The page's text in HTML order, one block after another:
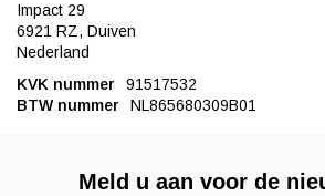
Impact 29
6921 RZ, Duiven
Nederland
KVK nummer
91517532
BTW nummer
NL865680309B01
Meld u aan voor de